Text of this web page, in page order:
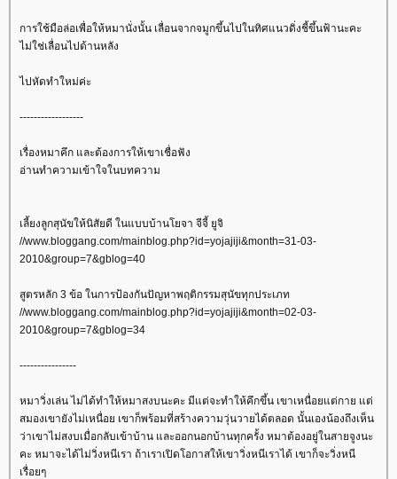
การใช้มือล่อเพื่อให้หมานั่งนั้น เลื่อนจากจมูกขึ้นไปในทิศแนวดิ่งชี้ขึ้นฟ้านะคะ
ไม่ใช่เลื่อนไปด้านหลัง
ไปหัดทำใหม่ค่ะ
------------------
เรื่องหมาคึก และต้องการให้เขาเชื่อฟัง
อ่านทำความเข้าใจในบทความ
เลี้ยงลูกสุนัขให้นิสัยดี ในแบบบ้านโยจา จีจี้ ยูจิ
//www.bloggang.com/mainblog.php?id=yojajiji&month=31-03-
2010&group=7&gblog=40
สูตรหลัก 3 ข้อ ในการป้องกันปัญหาพฤติกรรมสุนัขทุกประเภท
//www.bloggang.com/mainblog.php?id=yojajiji&month=02-03-
2010&group=7&gblog=34
----------------
หมาวิ่งเล่น ไม่ได้ทำให้หมาสงบนะคะ มีแต่จะทำให้คึกขึ้น เขาเหนื่อยแต่กาย แต่
สมองเขายังไม่เหนื่อย เขาก็พร้อมที่สร้างความวุ่นวายได้ตลอด นั้นเองน้องถึงเห็น
ว่าเขาไม่สงบเมื่อกลับเข้าบ้าน และออกนอกบ้านทุกครั้ง หมาต้องอยู่ในสายจูงนะ
คะ หมาจะได้ไม่วิ่งหนีเรา ถ้าเราเปิดโอกาสให้เขาวิ่งหนีเราได้ เขาก็จะวิ่งหนี
เรื่อยๆ